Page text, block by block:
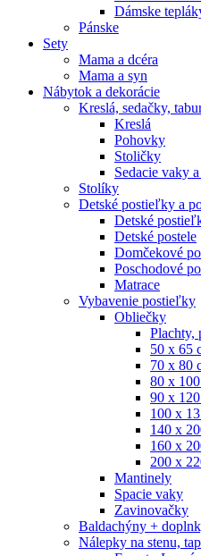
Dámske
Pánske
Sety
Mama a dcéra
Mama a syn
Nábytok a dekorácie
Kreslá, sedačky,
Kreslá
Pohovky
Stoličky
Sedacie vaky
Stolíky
Detské postieľky a
Detské
Detské postele
Domčekové
Poschodové
Matrace
Vybavenie postieľky
Obliečky
Plachty,
50 x 65
70 x 80
80 x
90 x
100 x
140 x
160 x
200 x
Mantinely
Spacie vaky
Zavinovačky
Baldachýny +
Nálepky na stenu,